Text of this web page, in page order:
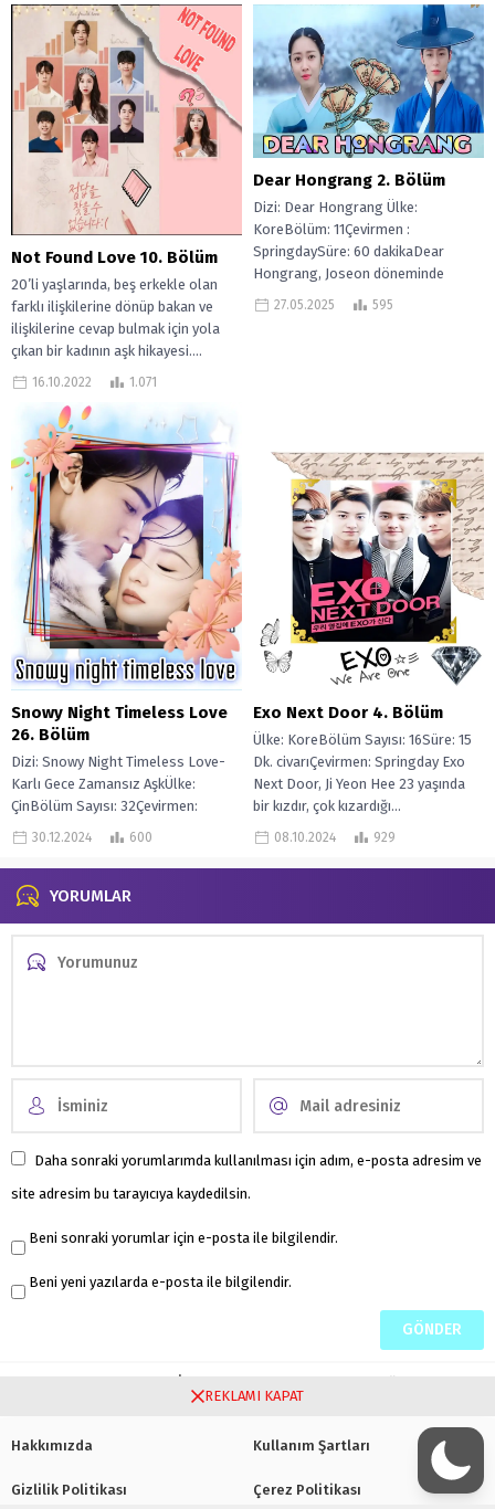
Not Found Love 10. Bölüm
20’li yaşlarında, beş erkekle olan
farklı ilişkilerine dönüp bakan ve
ilişkilerine cevap bulmak için yola
çıkan bir kadının aşk hikayesi....
16.10.2022 1.071
Dear Hongrang 2. Bölüm
Dizi: Dear Hongrang Ülke:
KoreBölüm: 11Çevirmen :
SpringdaySüre: 60 dakikaDear
Hongrang, Joseon döneminde
geçen gizemli bir romantik
27.05.2025 595
Snowy Night Timeless Love
26. Bölüm
Dizi: Snowy Night Timeless Love-
Karlı Gece Zamansız AşkÜlke:
ÇinBölüm Sayısı: 32Çevirmen:
Spring daySınır tanımayan kılıç
30.12.2024 600
Exo Next Door 4. Bölüm
Ülke: KoreBölüm Sayısı: 16Süre: 15
Dk. civarıÇevirmen: Springday Exo
Next Door, Ji Yeon Hee 23 yaşında
bir kızdır, çok kızardığı...
08.10.2024 929
YORUMLAR
Daha sonraki yorumlarımda kullanılması için adım, e-posta adresim ve
site adresim bu tarayıcıya kaydedilsin.
Beni sonraki yorumlar için e-posta ile bilgilendir.
Beni yeni yazılarda e-posta ile bilgilendir.
Hakkımızda Kullanım Şartları
Gizlilik Politikası Çerez Politikası
REKLAMI KAPAT